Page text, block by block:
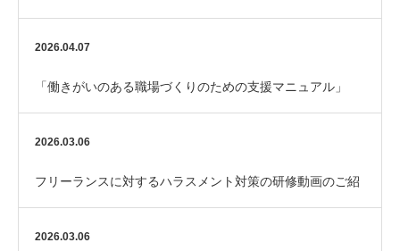
れました
2026.04.07
「働きがいのある職場づくりのための支援マニュアル」
（厚生労働省）
2026.03.06
フリーランスに対するハラスメント対策の研修動画のご紹
介
2026.03.06